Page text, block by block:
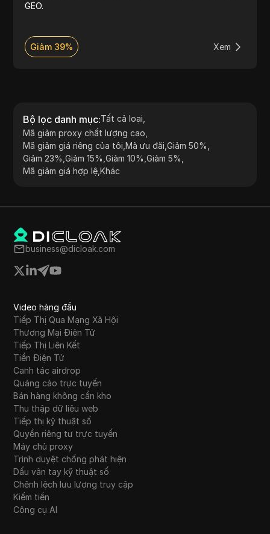
GEO.
Giảm 39% Xem
Bộ lọc danh mục:Tất cả loại
Mã giảm proxy chất lượng cao
Mã giảm giá riêng của tôi ,Mã ưu đãi ,Giảm 50%
Giảm 23% ,Giảm 15% ,Giảm 10% ,Giảm 5%
Mã giảm giá hợp lệ ,Khác
business@dicloak.com
Video hàng đầu
Tiếp Thị Qua Mạng Xã Hội
Thương Mại Điện Tử
Tiếp Thị Liên Kết
Tiền Điện Tử
Canh tác airdrop
Quảng cáo trực tuyến
Bán hàng không cần kho
Thu thập dữ liệu web
Tiếp thị kỹ thuật số
Quyền riêng tư trực tuyến
Máy chủ proxy
Trình duyệt chống phát hiện
Dấu vân tay kỹ thuật số
Chênh lệch lưu lượng truy cập
Kiếm tiền
Công cụ AI